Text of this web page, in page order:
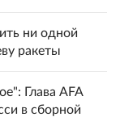
ни одной
ракеты
Глава AFA
в сборной